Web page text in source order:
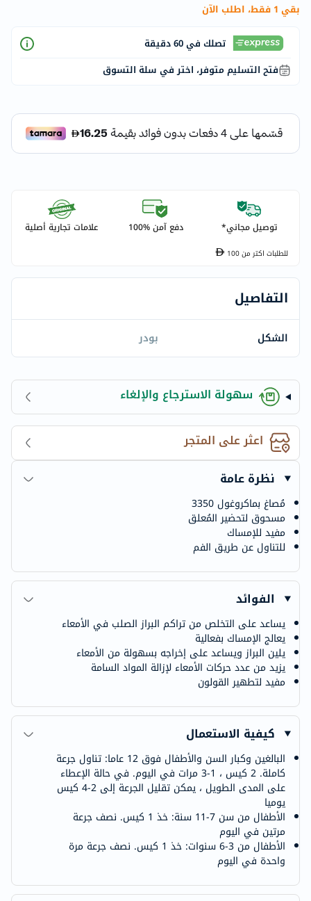
بقي 1 فقط، اطلب الآن
تصلك في 60 دقيقة
فتح التسليم متوفر، اختر في سلة التسوق
توصيل مجاني* دفع آمن %100 علامات تجارية أصلية
للطلبات اكتر من100
التفاصيل
الشكل بودر
سهولة الاسترجاع والإلغاء
اعثر على المتجر
نظرة عامة
مُصاغ بماكروغول 3350
مسحوق لتحضير المُعلق
مفيد للإمساك
للتناول عن طريق الفم
الفوائد
يساعد على التخلص من تراكم البراز الصلب في الأمعاء
يعالج الإمساك بفعالية
يلين البراز ويساعد على إخراجه بسهولة من الأمعاء
يزيد من عدد حركات الأمعاء لإزالة المواد السامة
مفيد لتطهير القولون
كيفية الاستعمال
البالغين وكبار السن والأطفال فوق 12 عاما: تناول جرعة
كاملة. 2 كيس ، 1-3 مرات في اليوم. في حالة الإعطاء
على المدى الطويل ، يمكن تقليل الجرعة إلى 2-4 كيس
يوميا
الأطفال من سن 7-11 سنة: خذ 1 كيس. نصف جرعة
مرتين في اليوم
الأطفال من 3-6 سنوات: خذ 1 كيس. نصف جرعة مرة
واحدة في اليوم